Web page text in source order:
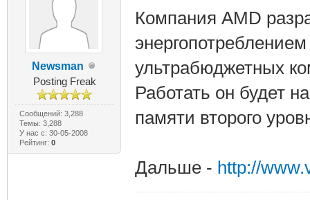
Newsman
Posting Freak
Сообщений: 3,288
Темы: 3,288
У нас с: 30-05-2008
Рейтинг: 0
Компания AMD
ультрабюджетных
Работать он будет
памяти второго
Дальше - http://